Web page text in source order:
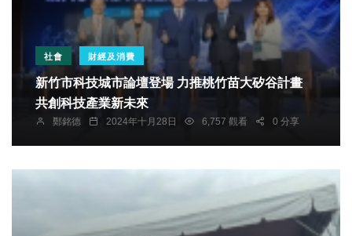
社會 財經及消費
新竹市科技城市論壇登場 力推桃竹苗大矽谷計畫
共創科技產業新未來
鄭銘德 2024年十月28日 6,757 觀看 0 分享